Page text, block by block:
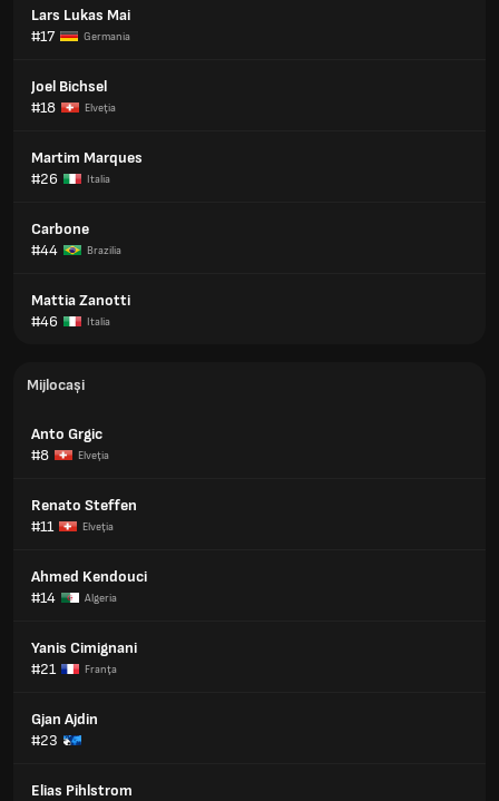
Lars Lukas Mai
#17
Germania
Joel Bichsel
#18
Elveţia
Martim Marques
#26
Italia
Carbone
#44
Brazilia
Mattia Zanotti
#46
Italia
Mijlocași
Anto Grgic
#8
Elveţia
Renato Steffen
#11
Elveţia
Ahmed Kendouci
#14
Algeria
Yanis Cimignani
#21
Franţa
Gjan Ajdin
#23
Elias Pihlstrom